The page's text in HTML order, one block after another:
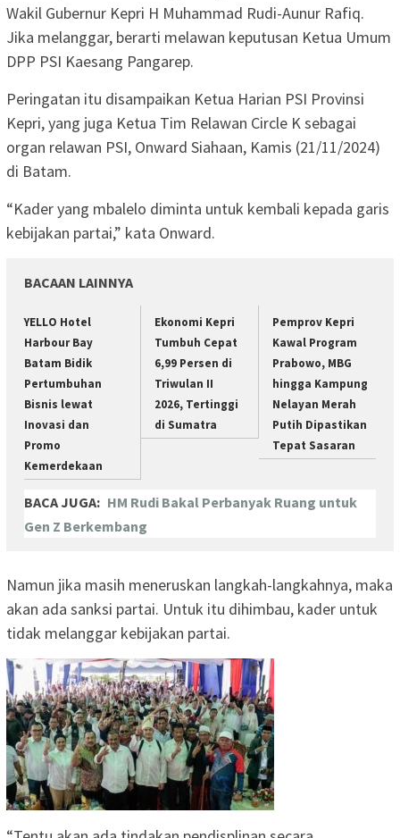
Wakil Gubernur Kepri H Muhammad Rudi-Aunur Rafiq.
Jika melanggar, berarti melawan keputusan Ketua Umum
DPP PSI Kaesang Pangarep.
Peringatan itu disampaikan Ketua Harian PSI Provinsi
Kepri, yang juga Ketua Tim Relawan Circle K sebagai
organ relawan PSI, Onward Siahaan, Kamis (21/11/2024)
di Batam.
“Kader yang mbalelo diminta untuk kembali kepada garis
kebijakan partai,” kata Onward.
BACAAN LAINNYA
YELLO Hotel
Harbour Bay
Batam Bidik
Pertumbuhan
Bisnis lewat
Inovasi dan
Promo
Kemerdekaan
Ekonomi Kepri
Tumbuh Cepat
6,99 Persen di
Triwulan II
2026, Tertinggi
di Sumatra
Pemprov Kepri
Kawal Program
Prabowo, MBG
hingga Kampung
Nelayan Merah
Putih Dipastikan
Tepat Sasaran
BACA JUGA: HM Rudi Bakal Perbanyak Ruang untuk
Gen Z Berkembang
Namun jika masih meneruskan langkah-langkahnya, maka
akan ada sanksi partai. Untuk itu dihimbau, kader untuk
tidak melanggar kebijakan partai.